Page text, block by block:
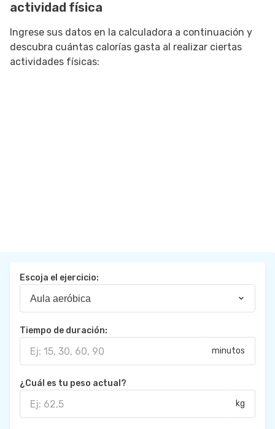
actividad física
Ingrese sus datos en la calculadora a continuación y
descubra cuántas calorías gasta al realizar ciertas
actividades físicas:
Escoja el ejercicio:
Tiempo de duración:
minutos
¿Cuál es tu peso actual?
kg